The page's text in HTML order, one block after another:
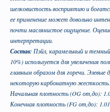
Пиво может оказать
при сердечно-
служить средством их
шелковистость восприятию и
ее применение может довольно
почти маслянистое ощущение.
интерпретации.
Состав: Пэйл, карамельный и
10%) используется для увеличения
главным образом для горечи.
некоторую карбонатную жесткость.
Начальная плотность (OG от,до):
Конечная плотность (FG от,до):